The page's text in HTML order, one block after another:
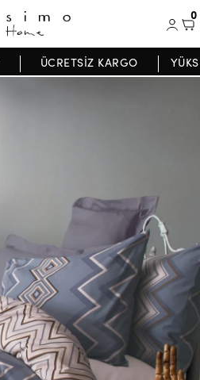
0
ÜCRETSİZ KARGO